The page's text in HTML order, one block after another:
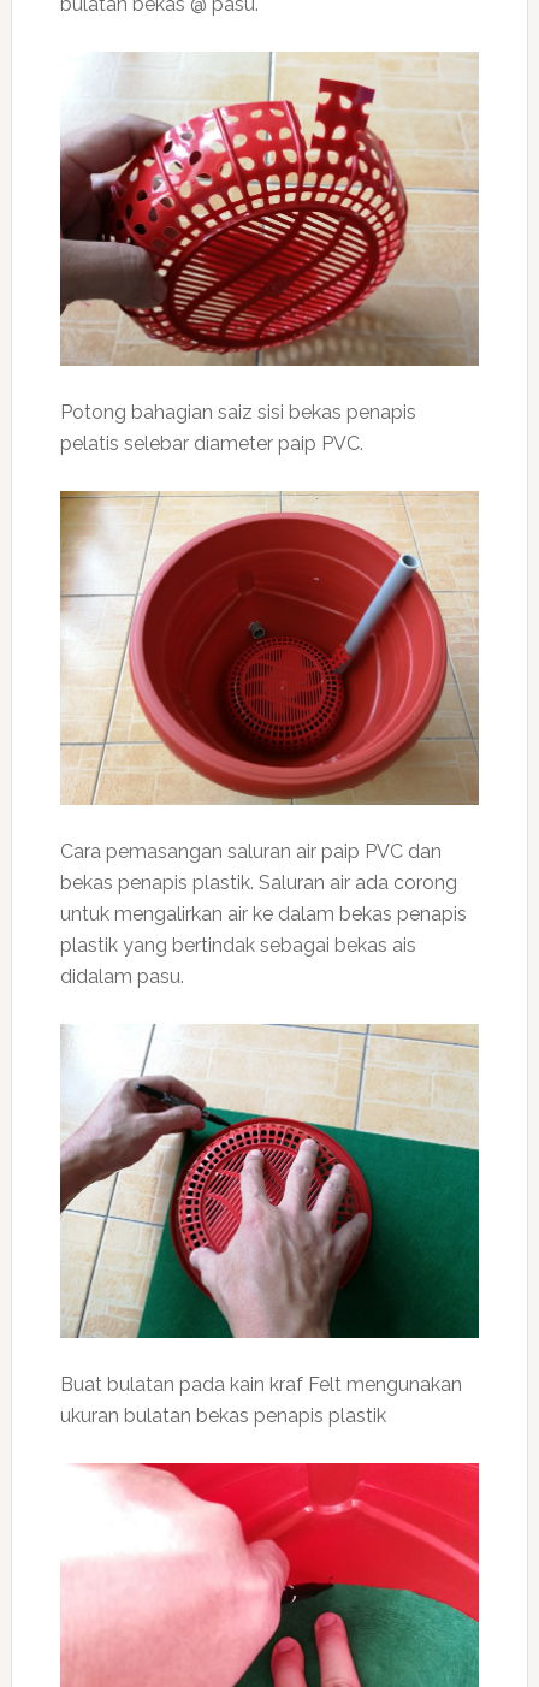
Potong bahagian saiz sisi bekas penapis
pelatis selebar diameter paip PVC.
Cara pemasangan saluran air paip PVC dan
bekas penapis plastik. Saluran air ada corong
untuk mengalirkan air ke dalam bekas penapis
plastik yang bertindak sebagai bekas ais
didalam pasu.
Buat bulatan pada kain kraf Felt mengunakan
ukuran bulatan bekas penapis plastik